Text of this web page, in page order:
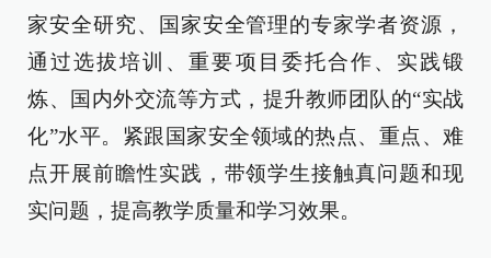
家安全研究、国家安全管理的专家学者资源，
通过选拔培训、重要项目委托合作、实践锻
炼、国内外交流等方式，提升教师团队的“实战
化”水平。紧跟国家安全领域的热点、重点、难
点开展前瞻性实践，带领学生接触真问题和现
实问题，提高教学质量和学习效果。